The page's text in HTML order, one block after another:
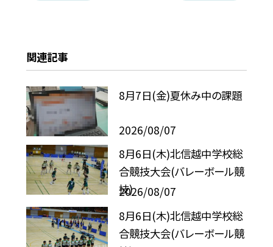
関連記事
8月7日(金)夏休み中の課題
2026/08/07
8月6日(木)北信越中学校総
合競技大会(バレーボール競
技)
2026/08/07
8月6日(木)北信越中学校総
合競技大会(バレーボール競